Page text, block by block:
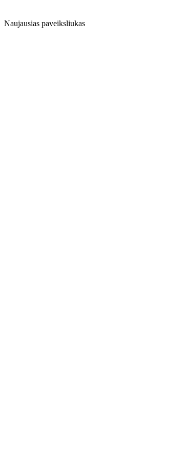
Naujausias paveiksliukas